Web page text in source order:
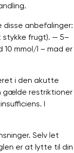
anbefalinger:
stykke frugt). — 5–
10 mmol/l – mad er
i den akutte
gælde restriktioner
I
Selv let
er at lytte til din